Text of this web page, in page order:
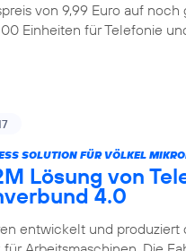
von 9,99 Euro auf
Einheiten für Telefonie
SOLUTION FÜR VÖLKEL
Lösung von
4.0
entwickelt und